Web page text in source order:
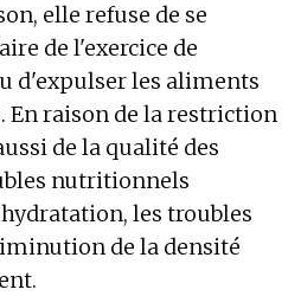
elle refuse de se
de l'exercice de
d'expulser les aliments
En raison de la restriction
de la qualité des
nutritionnels
les troubles
de la densité